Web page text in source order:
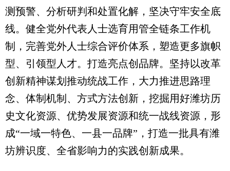
测预警、分析研判和处置化解，坚决守牢安全底
线。健全党外代表人士选育用管全链条工作机
制，完善党外人士综合评价体系，塑造更多旗帜
型、引领型人才。打造亮点创品牌。坚持以改革
创新精神谋划推动统战工作，大力推进思路理
念、体制机制、方式方法创新，挖掘用好潍坊历
史文化资源、优势发展资源和统一战线资源，形
成“一域一特色、一县一品牌”，打造一批具有潍
坊辨识度、全省影响力的实践创新成果。